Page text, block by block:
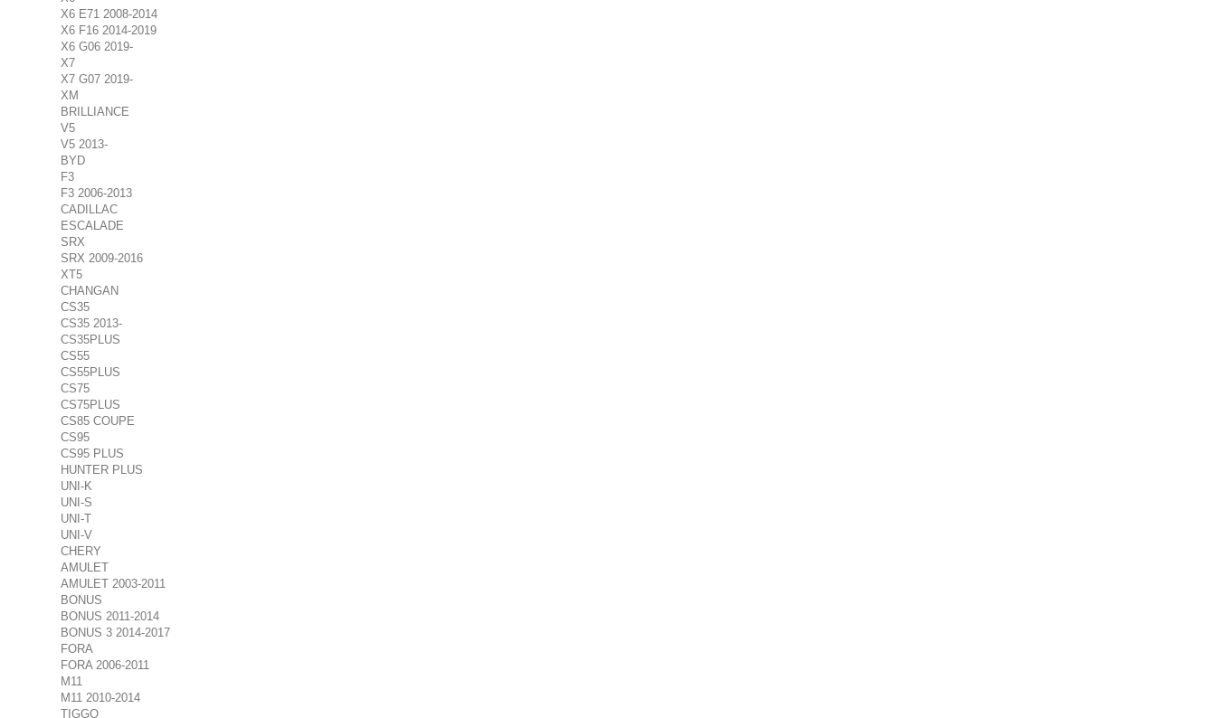
X6 E71 2008-2014
X6 F16 2014-2019
X6 G06 2019-
X7
X7 G07 2019-
XM
BRILLIANCE
V5
V5 2013-
BYD
F3
F3 2006-2013
CADILLAC
ESCALADE
SRX
SRX 2009-2016
XT5
CHANGAN
CS35
CS35 2013-
CS35PLUS
CS55
CS55PLUS
CS75
CS75PLUS
CS85 COUPE
CS95
CS95 PLUS
HUNTER PLUS
UNI-K
UNI-S
UNI-T
UNI-V
CHERY
AMULET
AMULET 2003-2011
BONUS
BONUS 2011-2014
BONUS 3 2014-2017
FORA
FORA 2006-2011
M11
M11 2010-2014
TIGGO